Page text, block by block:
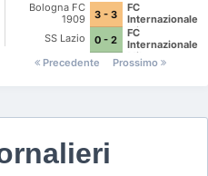
Bologna FC
1909
3 - 3
FC
Internazionale
Milano
SS Lazio 0 - 2
FC
Internazionale
Milano
Precedente Prossimo